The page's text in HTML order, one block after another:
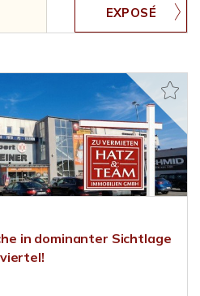
in dominanter Sichtlage